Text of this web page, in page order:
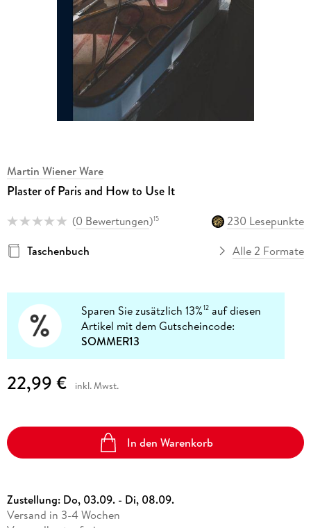
Martin Wiener Ware
Plaster of Paris and How to Use It
(0 Bewertungen)15
230 Lesepunkte
Taschenbuch
Alle 2 Formate
Sparen Sie zusätzlich 13%12 auf diesen
Artikel mit dem Gutscheincode:
SOMMER13
22,99 € inkl. Mwst.
In den Warenkorb
Zustellung: Do, 03.09. - Di, 08.09.
Versand in 3-4 Wochen